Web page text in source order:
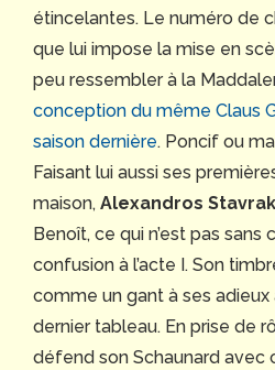
étincelantes. Le numéro de
que lui impose la mise en
peu ressembler à la
conception du même Claus
saison dernière. Poncif ou
Faisant lui aussi ses
maison, Alexandros
Benoît, ce qui n’est pas sans
confusion à l’acte I. Son
comme un gant à ses
dernier tableau. En prise de
défend son Schaunard avec